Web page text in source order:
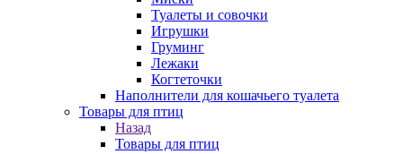
Туалеты и совочки
Игрушки
Груминг
Лежаки
Когтеточки
Наполнители для кошачьего туалета
Товары для птиц
Назад
Товары для птиц